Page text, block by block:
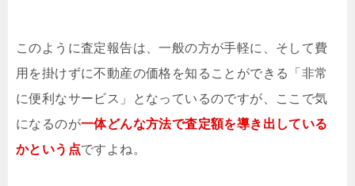
このように査定報告は、一般の方が手軽に、そして費
用を掛けずに不動産の価格を知ることができる「非常
に便利なサービス」となっているのですが、ここで気
になるのが一体どんな方法で査定額を導き出している
かという点ですよね。